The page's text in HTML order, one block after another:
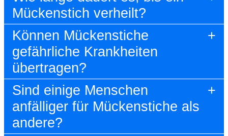
Mückenstich verheilt?
Können Mückenstiche
gefährliche Krankheiten
übertragen?
Sind einige Menschen
anfälliger für Mückenstiche als
andere?